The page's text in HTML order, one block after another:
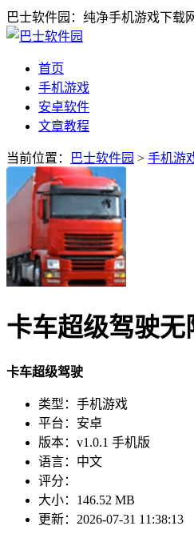
巴士软件园：纯净手机游戏下载
首页
手机游戏
安卓软件
文章教程
当前位置： 巴士软件园 > 手机游
卡车超级驾驶无
卡车超级驾驶
类型：手机游戏
平台：安卓
版本：v1.0.1 手机版
语言：中文
评分：
大小：146.52 MB
更新：2026-07-31 11:38:13